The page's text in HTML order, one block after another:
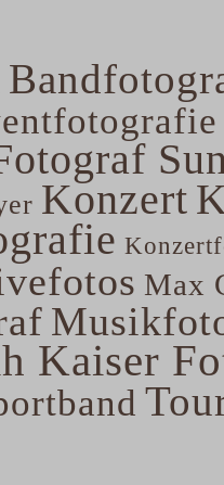
Konzert
Max
Kaiser